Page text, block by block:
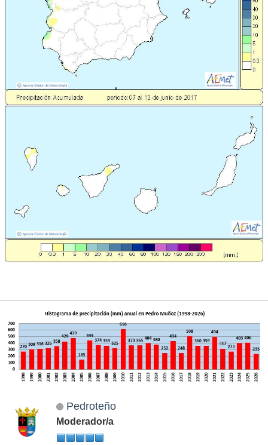
Pedroteño
Moderador/a